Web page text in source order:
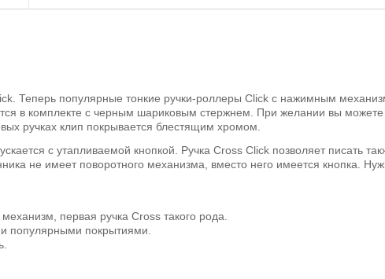
Теперь популярные тонкие ручки-роллеры Click с нажимным
в комплекте с черным шариковым стержнем. При желании вы можете
ручках клип покрывается блестящим хромом.
с утапливаемой кнопкой. Ручка Cross Click позволяет писать
не имеет поворотного механизма, вместо него имеется кнопка.
первая ручка Cross такого рода.
популярными покрытиями.